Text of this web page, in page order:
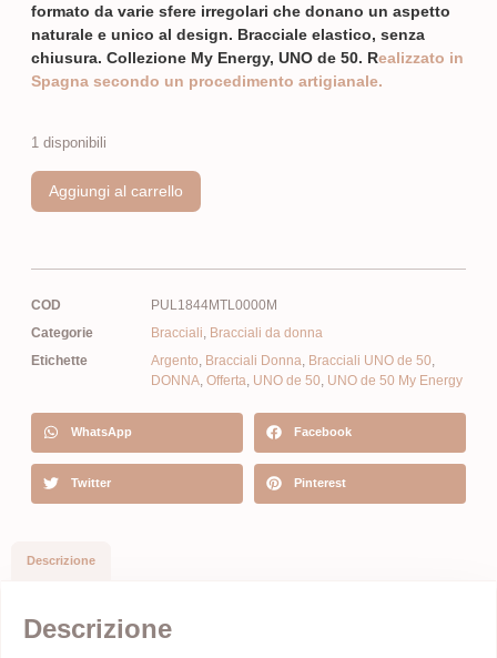
formato da varie sfere irregolari che donano un aspetto
naturale e unico al design. Bracciale elastico, senza
chiusura. Collezione My Energy, UNO de 50. Realizzato in
Spagna secondo un procedimento artigianale.
1 disponibili
Aggiungi al carrello
COD
PUL1844MTL0000M
Categorie
Bracciali Bracciali da donna
Etichette
Argento Bracciali Donna Bracciali UNO de 50
DONNA Offerta UNO de 50 UNO de 50 My Energy
WhatsApp Facebook
Twitter Pinterest
Descrizione
Descrizione